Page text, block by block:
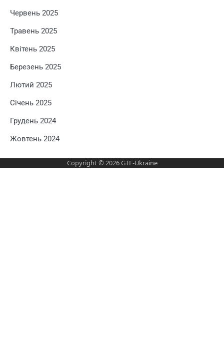
Червень 2025
Травень 2025
Квітень 2025
Березень 2025
Лютий 2025
Січень 2025
Грудень 2024
Жовтень 2024
Copyright © 2026GTF-Ukraine